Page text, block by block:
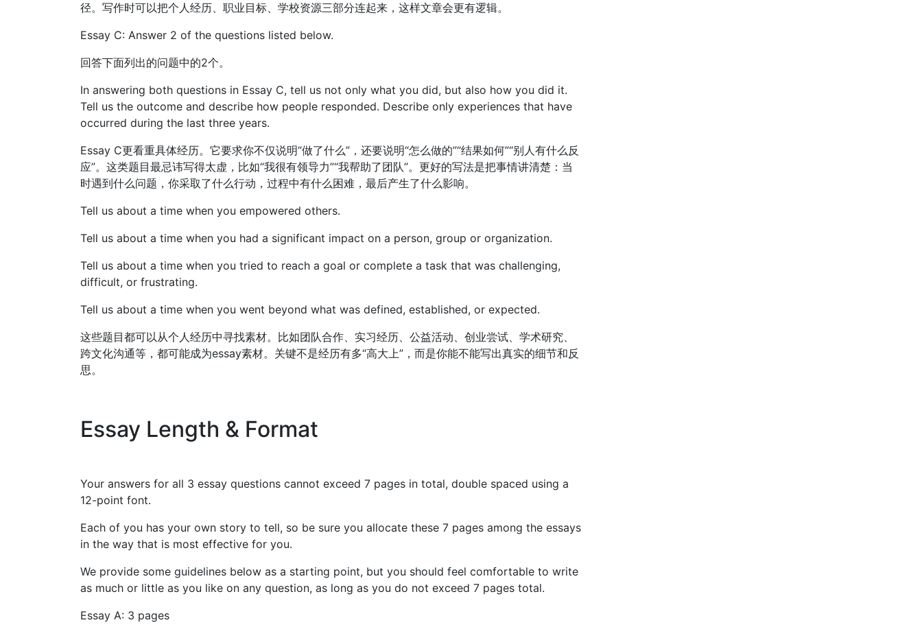
径。写作时可以把个人经历、职业目标、学校资源三部分连起来，这样文章会更有逻辑。
Essay C: Answer 2 of the questions listed below.
回答下面列出的问题中的2个。
In answering both questions in Essay C, tell us not only what you did, but also how you did it.
Tell us the outcome and describe how people responded. Describe only experiences that have
occurred during the last three years.
Essay C更看重具体经历。它要求你不仅说明“做了什么”，还要说明“怎么做的”“结果如何”“别人有什么反
应”。这类题目最忌讳写得太虚，比如“我很有领导力”“我帮助了团队”。更好的写法是把事情讲清楚：当
时遇到什么问题，你采取了什么行动，过程中有什么困难，最后产生了什么影响。
Tell us about a time when you empowered others.
Tell us about a time when you had a significant impact on a person, group or organization.
Tell us about a time when you tried to reach a goal or complete a task that was challenging,
difficult, or frustrating.
Tell us about a time when you went beyond what was defined, established, or expected.
这些题目都可以从个人经历中寻找素材。比如团队合作、实习经历、公益活动、创业尝试、学术研究、
跨文化沟通等，都可能成为essay素材。关键不是经历有多“高大上”，而是你能不能写出真实的细节和反
思。
Essay Length & Format
Your answers for all 3 essay questions cannot exceed 7 pages in total, double spaced using a
12-point font.
Each of you has your own story to tell, so be sure you allocate these 7 pages among the essays
in the way that is most effective for you.
We provide some guidelines below as a starting point, but you should feel comfortable to write
as much or little as you like on any question, as long as you do not exceed 7 pages total.
Essay A: 3 pages